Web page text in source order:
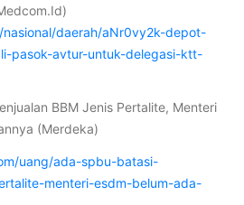
daerah/aNr0vy2k-depot-
pasok-avtur-untuk-delegasi-ktt-
BBM Jenis Pertalite, Menteri
(Merdeka)
uang/ada-spbu-batasi-
menteri-esdm-belum-ada-